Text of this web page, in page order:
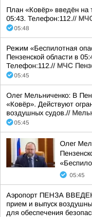
План «Ковёр» введён на
05:43. Телефон:112.//
05:48
Режим «Беспилотная
Пензенской области в
Телефон:112.// МЧС
05:45
Олег Мельниченко: В
«Ковёр». Действуют
воздушных судов.//
05:45
Олег
05:45
Аэропорт ПЕНЗА
прием и выпуск
для обеспечения